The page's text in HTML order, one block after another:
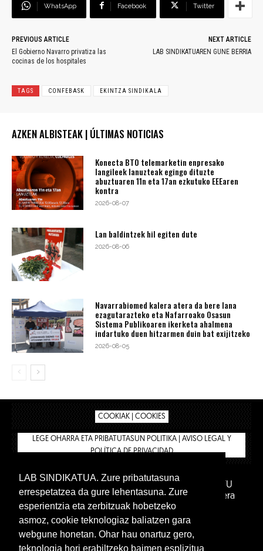
WhatsApp Facebook Twitter
PREVIOUS ARTICLE
El Gobierno Navarro privatiza las
cocinas de los hospitales
NEXT ARTICLE
LAB SINDIKATUAREN GUNE BERRIA
TAGS CONFEBASK EKINTZA SINDIKALA
AZKEN ALBISTEAK | ÚLTIMAS NOTICIAS
Konecta BTO telemarketin enpresako
langileek lanuzteak egingo dituzte
abuztuaren 11n eta 17an ezkutuko EEEaren
kontra
2026-08-07
Lan baldintzek hil egiten dute
2026-08-06
Navarrabiomed kalera atera da bere lana
ezagutarazteko eta Nafarroako Osasun
Sistema Publikoaren ikerketa ahalmena
indartuko duen hitzarmen duin bat exijitzeko
2026-08-05
COOKIAK | COOKIES
LEGE OHARRA ETA PRIBATUTASUN POLITIKA | AVISO LEGAL Y
POLÍTICA DE PRIVACIDAD
IPAR HEGOA FUNDAZIOA
AFILIATU
DENDA
BARNE GUNEA 🔑 Euskara Gaztelera
LAB SINDIKATUA. Zure pribatutasuna
errespetatzea da gure lehentasuna. Zure
esperientzia eta zerbitzuak hobetzeko
asmoz, cookie teknologiaz baliatzen gara
webgune honetan. Ohar hau onartuz gero,
teknologia hori erabiltzeko baimen esplizitua